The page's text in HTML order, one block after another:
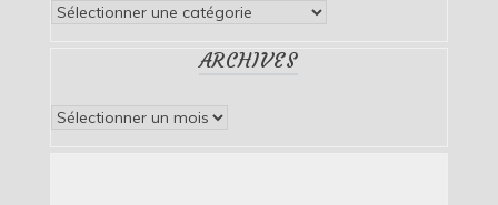
Catégories
ARCHIVES
Archives